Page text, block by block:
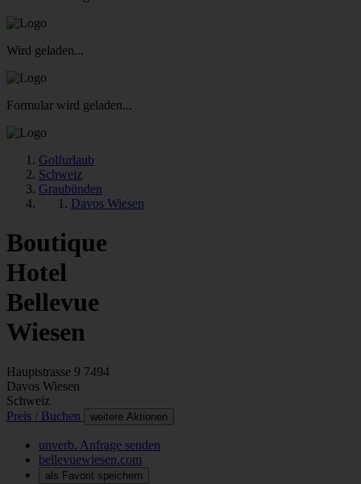
Wird geladen...
Formular wird geladen...
Golfurlaub
Schweiz
Graubünden
Davos Wiesen
Boutique
Hotel
Bellevue
Wiesen
Hauptstrasse 9 7494
Davos Wiesen
Schweiz
Preis / Buchen
weitere Aktionen
unverb. Anfrage senden
bellevuewiesen.com
als Favorit speichern